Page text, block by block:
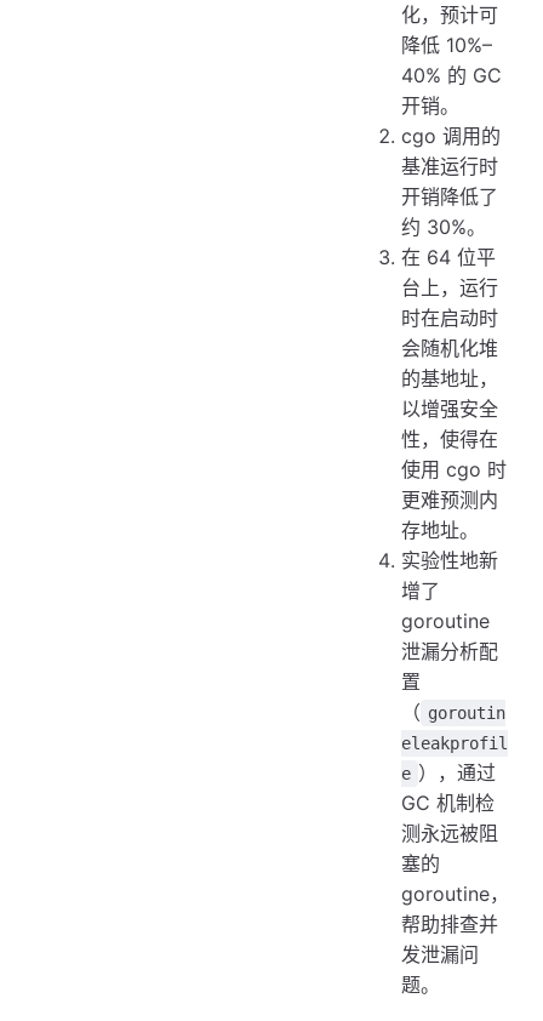
化，预计可
降低 10%–
40% 的 GC
开销。
cgo 调用的
基准运行时
开销降低了
约 30%。
在 64 位平
台上，运行
时在启动时
会随机化堆
的基地址，
以增强安全
性，使得在
使用 cgo 时
更难预测内
存地址。
实验性地新
增了
goroutine
泄漏分析配
置
（ goroutin
eleakprofil
e ），通过
GC 机制检
测永远被阻
塞的
goroutine，
帮助排查并
发泄漏问
题。